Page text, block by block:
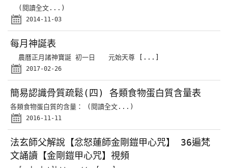
(閱讀全文...)
2014-11-03
每月神誕表
農曆正月諸神寶誕 初一日 元始天尊 [...]
2017-02-26
簡易認識骨質疏鬆(四) 各類食物蛋白質含量表
各類食物蛋白質的含量： (閱讀全文...)
2016-11-11
法玄師父解說【忿怒蓮師金剛鎧甲心咒】 36遍梵
文誦讀【金剛鎧甲心咒】視頻